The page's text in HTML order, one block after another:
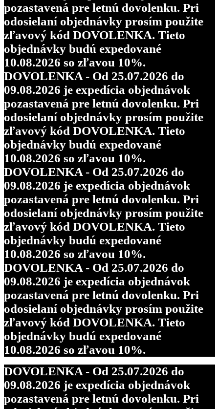
pozastavená pre letnú dovolenku. Pri
odosielaní objednávky prosím použite
zľavový kód DOVOLENKA. Tieto
objednávky budú expedované
10.08.2026 so zľavou 10%.
DOVOLENKA - Od 25.07.2026 do
09.08.2026 je expedícia objednávok
pozastavená pre letnú dovolenku. Pri
odosielaní objednávky prosím použite
zľavový kód DOVOLENKA. Tieto
objednávky budú expedované
10.08.2026 so zľavou 10%.
DOVOLENKA - Od 25.07.2026 do
09.08.2026 je expedícia objednávok
pozastavená pre letnú dovolenku. Pri
odosielaní objednávky prosím použite
zľavový kód DOVOLENKA. Tieto
objednávky budú expedované
10.08.2026 so zľavou 10%.
DOVOLENKA - Od 25.07.2026 do
09.08.2026 je expedícia objednávok
pozastavená pre letnú dovolenku. Pri
odosielaní objednávky prosím použite
zľavový kód DOVOLENKA. Tieto
objednávky budú expedované
10.08.2026 so zľavou 10%.
DOVOLENKA - Od 25.07.2026 do
09.08.2026 je expedícia objednávok
pozastavená pre letnú dovolenku. Pri